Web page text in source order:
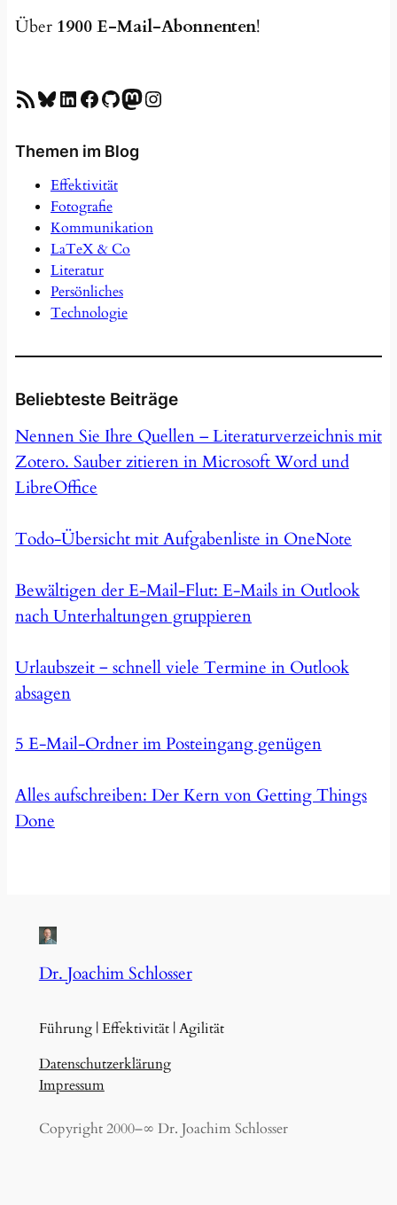
Über 1900 E-Mail-Abonnenten!
RSS-Feed Bluesky LinkedIn Facebook GitHub Mastodon Instagram
Themen im Blog
Effektivität
Fotografie
Kommunikation
LaTeX & Co
Literatur
Persönliches
Technologie
Beliebteste Beiträge
Nennen Sie Ihre Quellen – Literaturverzeichnis mit
Zotero. Sauber zitieren in Microsoft Word und
LibreOffice
Todo-Übersicht mit Aufgabenliste in OneNote
Bewältigen der E-Mail-Flut: E-Mails in Outlook
nach Unterhaltungen gruppieren
Urlaubszeit ‒ schnell viele Termine in Outlook
absagen
5 E-Mail-Ordner im Posteingang genügen
Alles aufschreiben: Der Kern von Getting Things
Done
Dr. Joachim Schlosser
Führung | Effektivität | Agilität
Datenschutzerklärung
Impressum
Copyright 2000–∞ Dr. Joachim Schlosser